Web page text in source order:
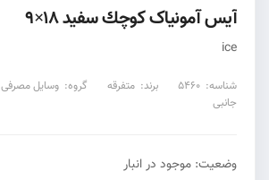
آيس آمونياک كوچك سفيد 18×9
ice
شناسه: 5460 برند: متفرقه گروه: وسایل مصرفی
جانبی
وضعیت: موجود در انبار